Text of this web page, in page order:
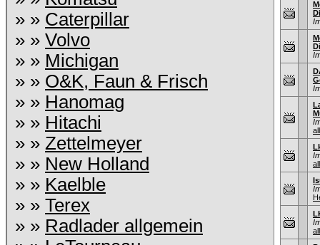
» » Caterpillar
» » Volvo
» » Michigan
» » O&K, Faun & Frisch
» » Hanomag
» » Hitachi
» » Zettelmeyer
» » New Holland
» » Kaelble
» » Terex
» » Radlader allgemein